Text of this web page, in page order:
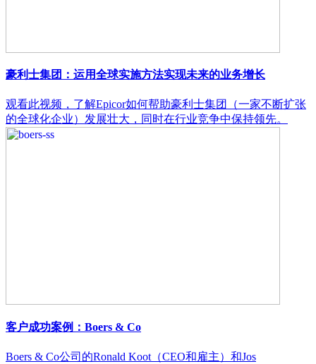
豪利士集团：运用全球实施方法实现未来的业务增长
观看此视频，了解Epicor如何帮助豪利士集团（一家不断扩张
的全球化企业）发展壮大，同时在行业竞争中保持领先。
客户成功案例：Boers & Co
Boers & Co公司的Ronald Koot（CEO和雇主）和Jos